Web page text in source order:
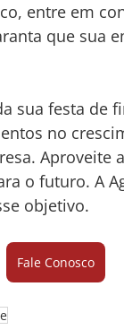
entre em
que sua
sua festa de
no
Aproveite
o futuro. A
objetivo.
Fale Conosco